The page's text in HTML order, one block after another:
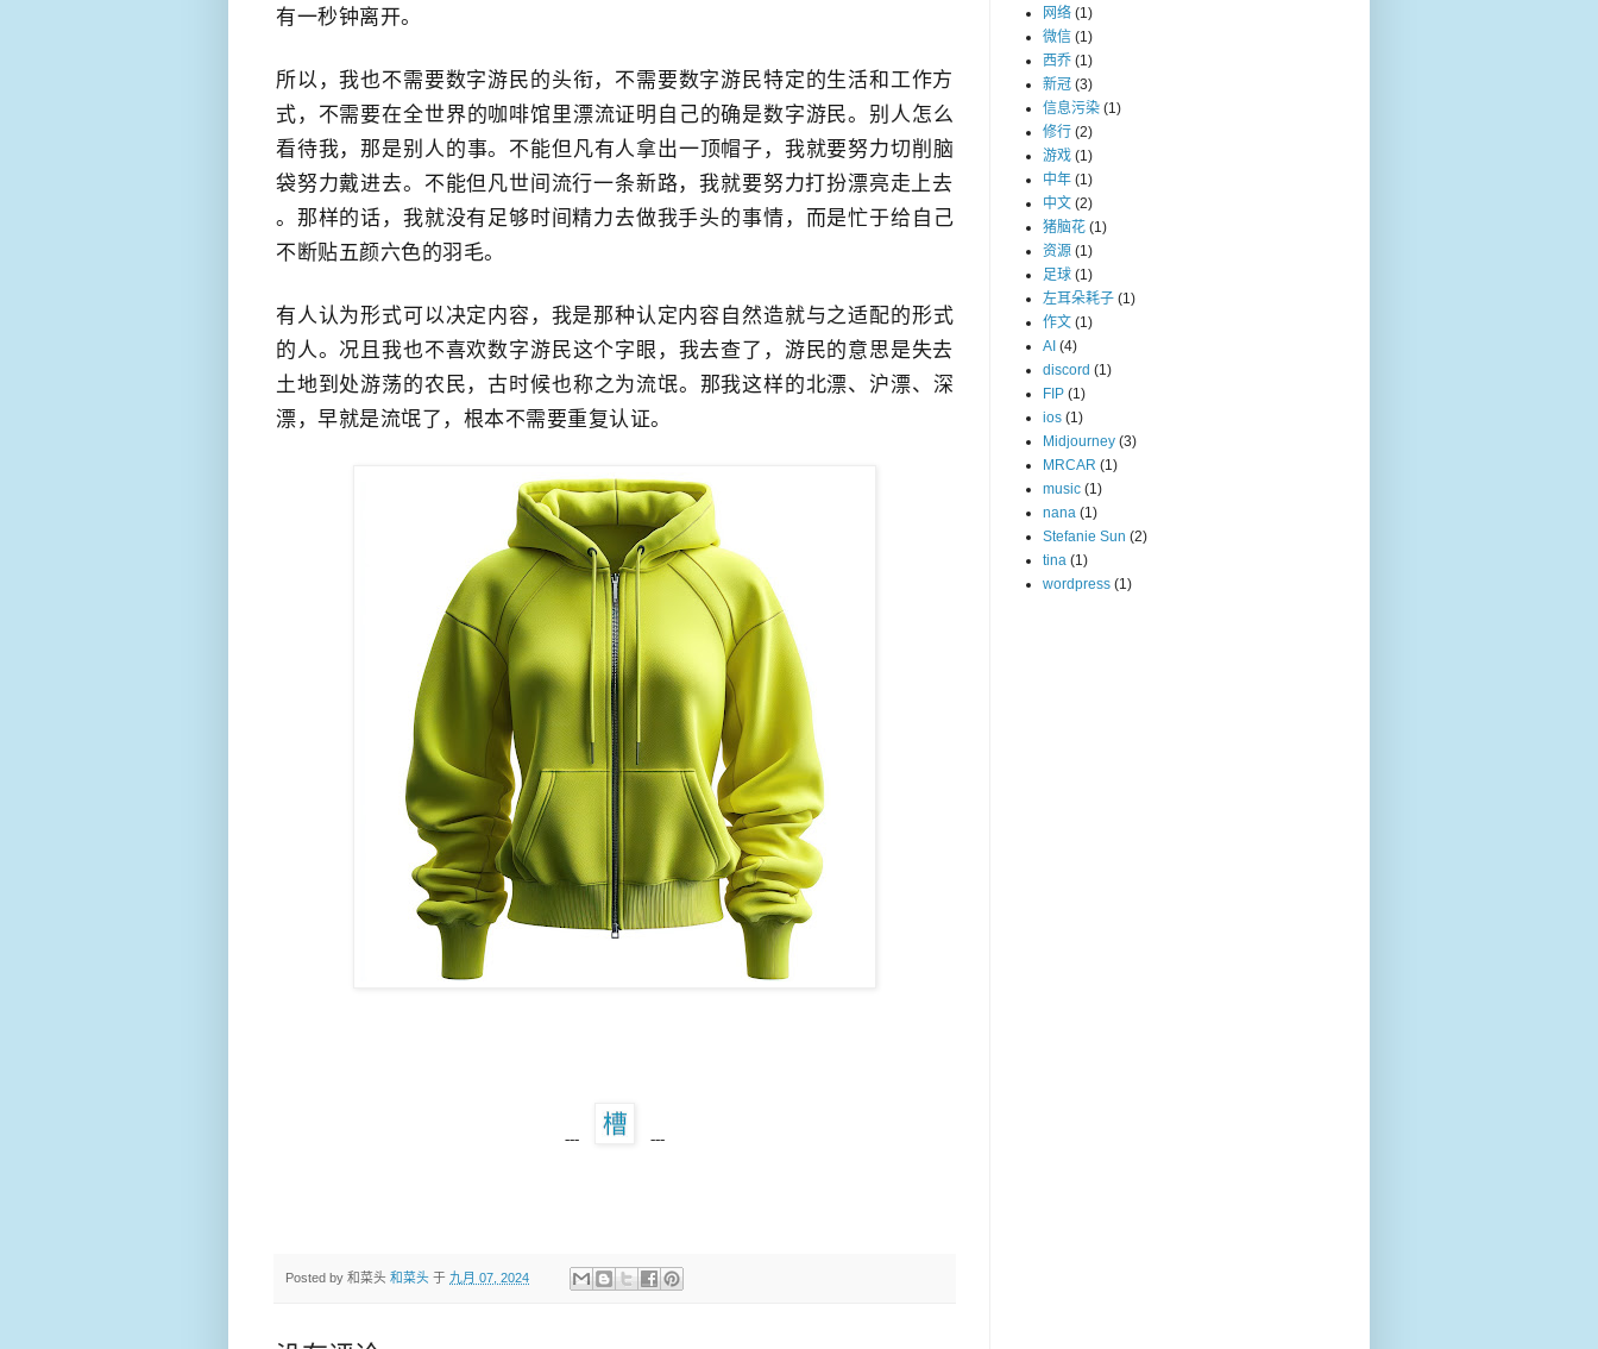
有一秒钟离开。
所以，我也不需要数字游民的头衔，不需要数字游民特定的生活和工作方
式，不需要​在全世界的咖啡馆里漂流证明自己的确是数字游民。别人怎么
看待我，那是​别人的事。不能​但凡有人拿出一顶帽子，我就要努力切削脑
袋努力戴进去。不能但凡世间流行一条新路，我就要努力打扮漂亮走上去​
。那样的话，我就没有足够时间精力去做我手头的事情​，而是忙于给自己
不断贴五颜六色的羽毛。
有人认为形式可以决定内容，我是那种认定内容​自然造就与之适配的形式
的人。况且我也不喜欢数字游民这个字眼，我去查了，游民的意思是失去
土地到处游荡的农民，​古时候也称之为流氓。那我这样的北漂、沪漂、深
漂，早就是流氓了，​根本不需要重复认证。
--- ---
Posted by 和菜头 和菜头 于 九月 07, 2024
网络 (1)
微信 (1)
西乔 (1)
新冠 (3)
信息污染 (1)
修行 (2)
游戏 (1)
中年 (1)
中文 (2)
猪脑花 (1)
资源 (1)
足球 (1)
左耳朵耗子 (1)
作文 (1)
AI (4)
discord (1)
FIP (1)
ios (1)
Midjourney (3)
MRCAR (1)
music (1)
nana (1)
Stefanie Sun (2)
tina (1)
wordpress (1)